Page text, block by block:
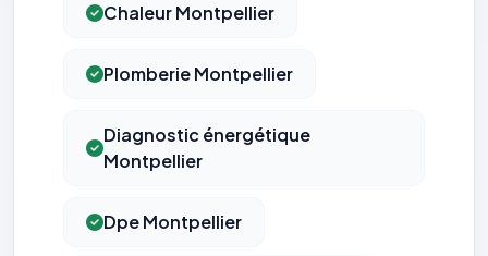
Chaleur Montpellier
Plomberie Montpellier
Diagnostic énergétique
Montpellier
Dpe Montpellier